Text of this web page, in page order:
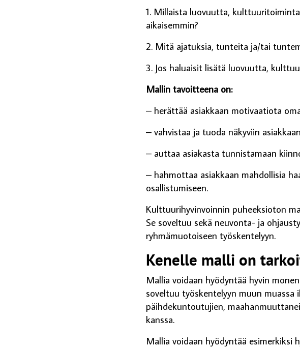
1. Millaista luovuutta,
aikaisemmin?
2. Mitä ajatuksia, tunteita ja/tai
3. Jos haluaisit lisätä luovuutta,
Mallin tavoitteena on:
– herättää asiakkaan motivaatiota
– vahvistaa ja tuoda näkyviin
– auttaa asiakasta tunnistamaan
– hahmottaa asiakkaan mahdollisia
osallistumiseen.
Kulttuurihyvinvoinnin puheeksioton
Se soveltuu sekä neuvonta- ja
ryhmämuotoiseen työskentelyyn.
Kenelle malli on
Mallia voidaan hyödyntää hyvin
soveltuu työskentelyyn muun muassa
päihdekuntoutujien,
kanssa.
Mallia voidaan hyödyntää esimerkiksi